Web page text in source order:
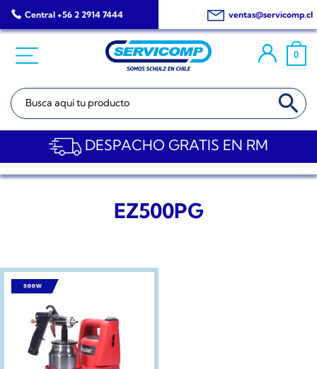
Saltar
al
Central +56 2 2914 7444 ventas@servicomp.cl
0
Buscar: BOTÓN DE
DESPACHO GRATIS EN RM
EZ500PG